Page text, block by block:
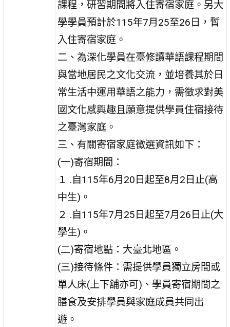
課程，研習期間將入住寄宿家庭。另大
學學員預計於115年7月25至26日，暫
入住寄宿家庭。
二、為深化學員在臺修讀華語課程期間
與當地居民之文化交流，並培養其於日
常生活中運用華語之能力，需徵求對美
國文化感興趣且願意提供學員住宿接待
之臺灣家庭。
三、有關寄宿家庭徵選資訊如下：
(一)寄宿期間：
１ .自115年6月20日起至8月2日止(高
中生)。
２ .自115年7月25日起至7月26日止(大
學生)。
(二)寄宿地點：大臺北地區。
(三)接待條件：需提供學員獨立房間或
單人床(上下舖亦可)、學員寄宿期間之
膳食及安排學員與家庭成員共同出
遊。